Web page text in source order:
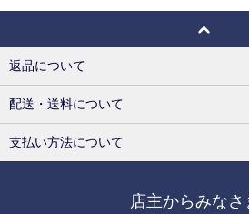
返品について
配送・送料について
支払い方法について
店主からみなさ